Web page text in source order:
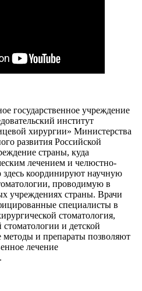
государственное учреждение
институт
хирургии» Министерства
развития Российской
страны, куда
лечением и челюстно-
координируют научную
проводимую в
учреждениях страны. Врачи
специалисты в
стоматология,
и детской
и препараты позволяют
лечение